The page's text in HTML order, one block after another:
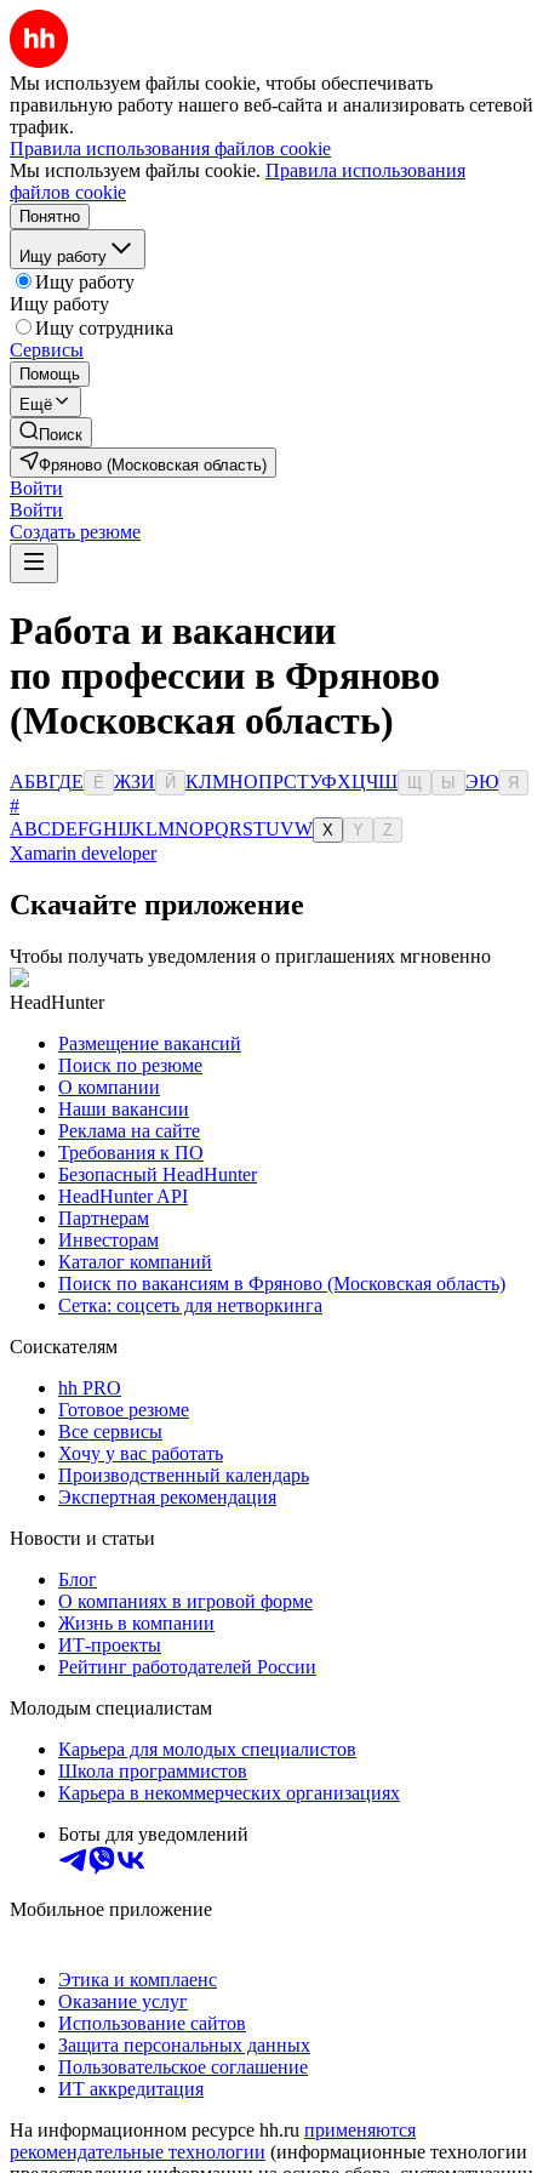
Мы используем файлы cookie, чтобы обеспечивать
правильную работу нашего веб-сайта и анализировать сетевой
трафик.
Правила использования файлов cookie
Мы используем файлы cookie. Правила использования
файлов cookie
Понятно
Ищу работу
Ищу работу
Ищу работу
Ищу сотрудника
Сервисы
Помощь
Ещё
Поиск
Фряново (Московская область)
Войти
Войти
Создать резюме
Работа и вакансии
по профессии в Фряново
(Московская область)
АБВГДЕ Ё ЖЗИ Й КЛМНОПРСТУФХЦЧШ Ы ЭЮ Я
#
ABCDEFGHIJKLMNOPQRSTUVW X Y Z
Xamarin developer
Скачайте приложение
Чтобы получать уведомления о приглашениях мгновенно
HeadHunter
Размещение вакансий
Поиск по резюме
О компании
Наши вакансии
Реклама на сайте
Требования к ПО
Безопасный HeadHunter
HeadHunter API
Партнерам
Инвесторам
Каталог компаний
Поиск по вакансиям в Фряново (Московская область)
Сетка: соцсеть для нетворкинга
Соискателям
hh PRO
Готовое резюме
Все сервисы
Хочу у вас работать
Производственный календарь
Экспертная рекомендация
Новости и статьи
Блог
О компаниях в игровой форме
Жизнь в компании
ИТ-проекты
Рейтинг работодателей России
Молодым специалистам
Карьера для молодых специалистов
Школа программистов
Карьера в некоммерческих организациях
Боты для уведомлений
Мобильное приложение
Этика и комплаенс
Оказание услуг
Использование сайтов
Защита персональных данных
Пользовательское соглашение
ИТ аккредитация
На информационном ресурсе hh.ru применяются
рекомендательные технологии (информационные технологии